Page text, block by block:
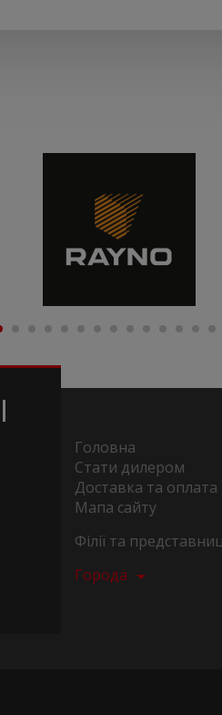
Головна
Стати дилером
Доставка та оплата
Мапа сайту
Філії та
Города